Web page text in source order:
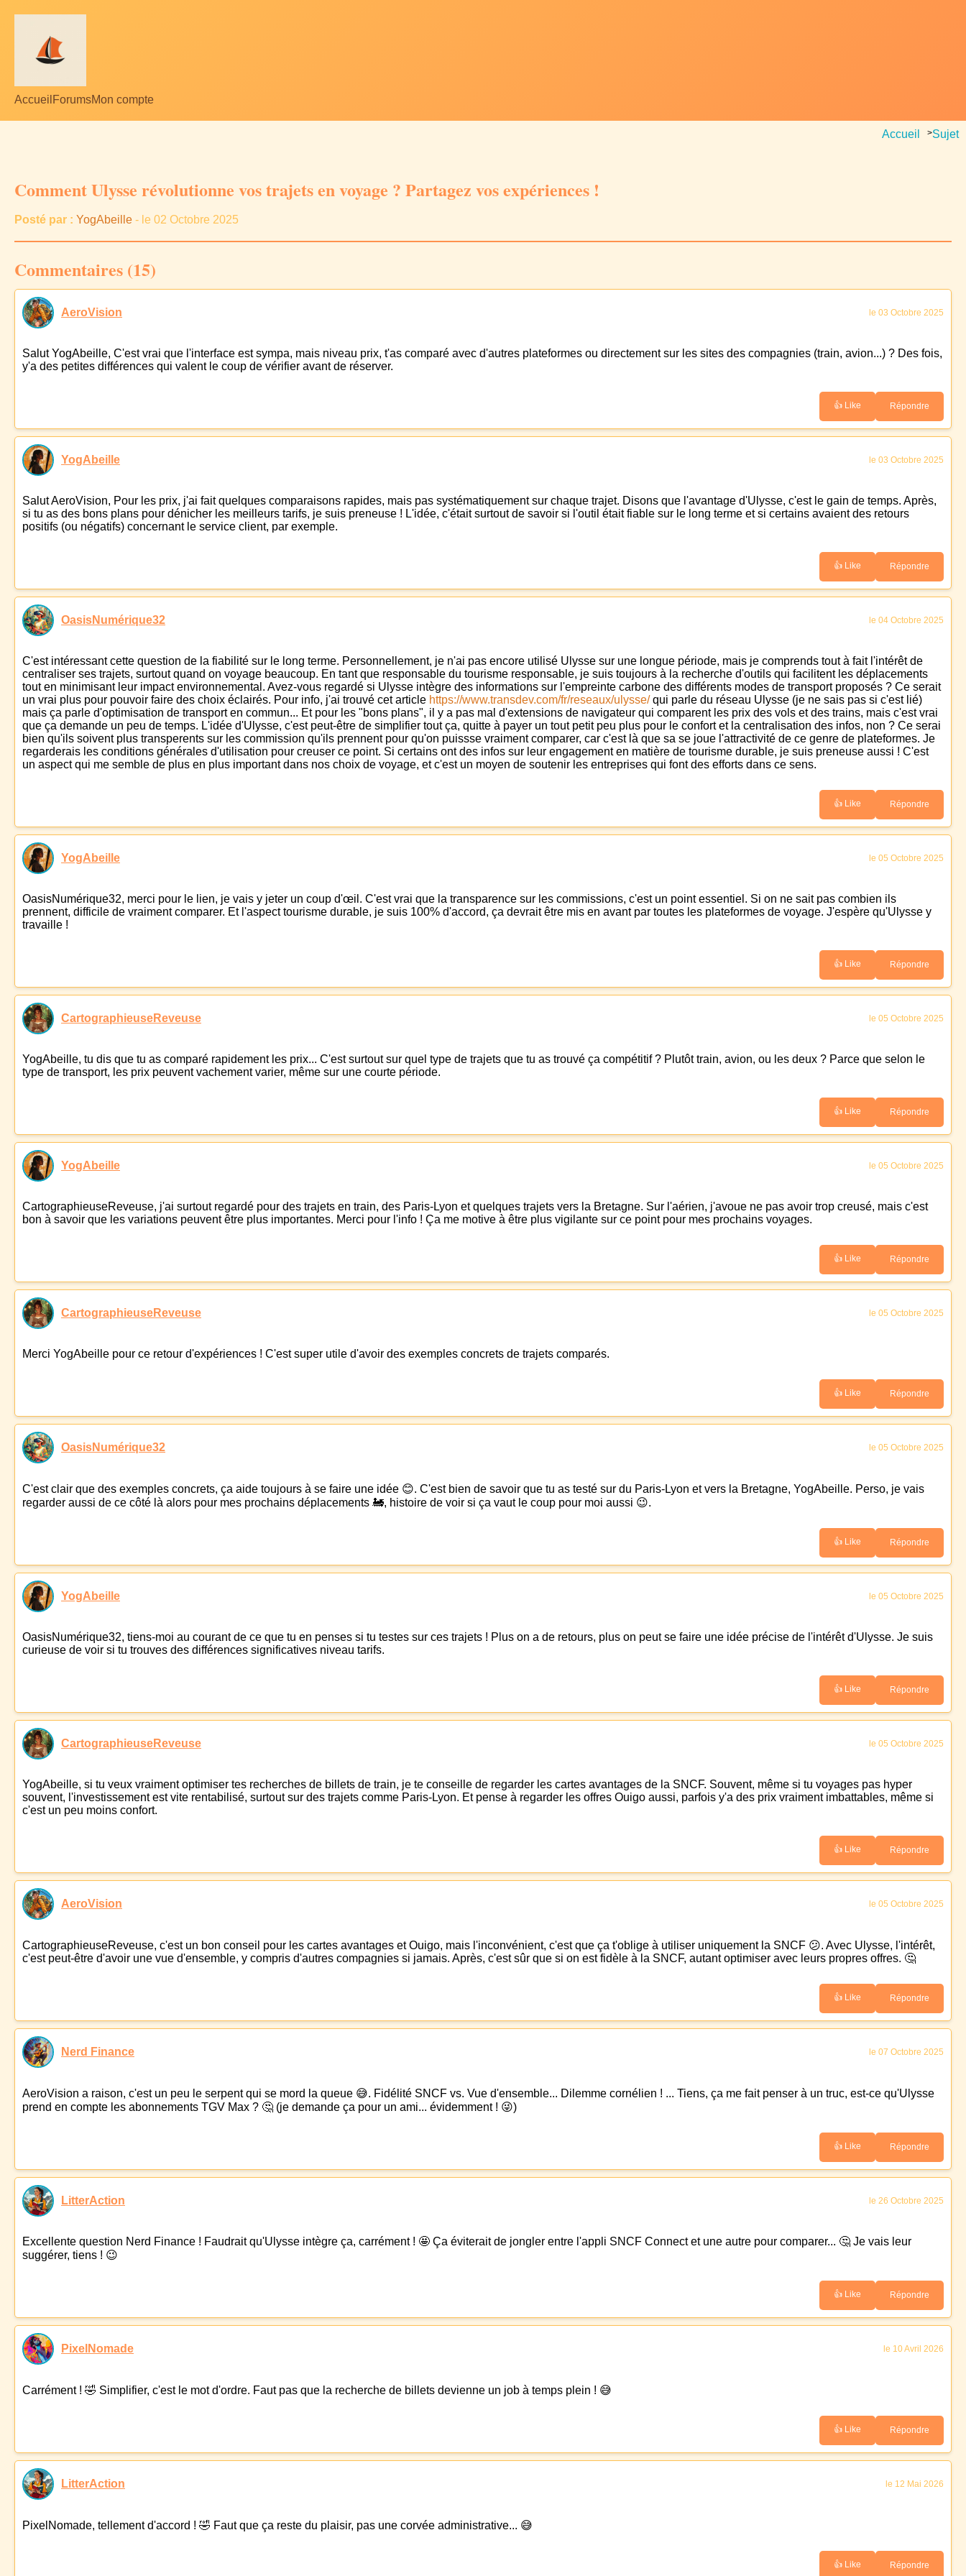
Accueil ForumsMon compte
Accueil >Sujet
Comment Ulysse révolutionne vos trajets en voyage ? Partagez vos expériences !
Posté par : YogAbeille - le 02 Octobre 2025
Commentaires (15)
AeroVision le 03 Octobre 2025
Salut YogAbeille, C'est vrai que l'interface est sympa, mais niveau prix, t'as comparé avec d'autres plateformes ou directement sur les sites des compagnies (train, avion...) ? Des fois,
y'a des petites différences qui valent le coup de vérifier avant de réserver.
👍 Like Répondre
YogAbeille le 03 Octobre 2025
Salut AeroVision, Pour les prix, j'ai fait quelques comparaisons rapides, mais pas systématiquement sur chaque trajet. Disons que l'avantage d'Ulysse, c'est le gain de temps. Après,
si tu as des bons plans pour dénicher les meilleurs tarifs, je suis preneuse ! L'idée, c'était surtout de savoir si l'outil était fiable sur le long terme et si certains avaient des retours
positifs (ou négatifs) concernant le service client, par exemple.
👍 Like Répondre
OasisNumérique32 le 04 Octobre 2025
C'est intéressant cette question de la fiabilité sur le long terme. Personnellement, je n'ai pas encore utilisé Ulysse sur une longue période, mais je comprends tout à fait l'intérêt de
centraliser ses trajets, surtout quand on voyage beaucoup. En tant que responsable du tourisme responsable, je suis toujours à la recherche d'outils qui facilitent les déplacements
tout en minimisant leur impact environnemental. Avez-vous regardé si Ulysse intègre des informations sur l'empreinte carbone des différents modes de transport proposés ? Ce serait
un vrai plus pour pouvoir faire des choix éclairés. Pour info, j'ai trouvé cet article https://www.transdev.com/fr/reseaux/ulysse/qui parle du réseau Ulysse (je ne sais pas si c'est lié)
mais ça parle d'optimisation de transport en commun... Et pour les "bons plans", il y a pas mal d'extensions de navigateur qui comparent les prix des vols et des trains, mais c'est vrai
que ça demande un peu de temps. L'idée d'Ulysse, c'est peut-être de simplifier tout ça, quitte à payer un tout petit peu plus pour le confort et la centralisation des infos, non ? Ce serai
bien qu'ils soivent plus transperents sur les commission qu'ils prennent pour qu'on puissse vraiment comparer, car c'est là que sa se joue l'attractivité de ce genre de plateformes. Je
regarderais les conditions générales d'utilisation pour creuser ce point. Si certains ont des infos sur leur engagement en matière de tourisme durable, je suis preneuse aussi ! C'est
un aspect qui me semble de plus en plus important dans nos choix de voyage, et c'est un moyen de soutenir les entreprises qui font des efforts dans ce sens.
👍 Like Répondre
YogAbeille le 05 Octobre 2025
OasisNumérique32, merci pour le lien, je vais y jeter un coup d'œil. C'est vrai que la transparence sur les commissions, c'est un point essentiel. Si on ne sait pas combien ils
prennent, difficile de vraiment comparer. Et l'aspect tourisme durable, je suis 100% d'accord, ça devrait être mis en avant par toutes les plateformes de voyage. J'espère qu'Ulysse y
travaille !
👍 Like Répondre
CartographieuseReveuse le 05 Octobre 2025
YogAbeille, tu dis que tu as comparé rapidement les prix... C'est surtout sur quel type de trajets que tu as trouvé ça compétitif ? Plutôt train, avion, ou les deux ? Parce que selon le
type de transport, les prix peuvent vachement varier, même sur une courte période.
👍 Like Répondre
YogAbeille le 05 Octobre 2025
CartographieuseReveuse, j'ai surtout regardé pour des trajets en train, des Paris-Lyon et quelques trajets vers la Bretagne. Sur l'aérien, j'avoue ne pas avoir trop creusé, mais c'est
bon à savoir que les variations peuvent être plus importantes. Merci pour l'info ! Ça me motive à être plus vigilante sur ce point pour mes prochains voyages.
👍 Like Répondre
CartographieuseReveuse le 05 Octobre 2025
Merci YogAbeille pour ce retour d'expériences ! C'est super utile d'avoir des exemples concrets de trajets comparés.
👍 Like Répondre
OasisNumérique32 le 05 Octobre 2025
C'est clair que des exemples concrets, ça aide toujours à se faire une idée 😊. C'est bien de savoir que tu as testé sur du Paris-Lyon et vers la Bretagne, YogAbeille. Perso, je vais
regarder aussi de ce côté là alors pour mes prochains déplacements 🚂, histoire de voir si ça vaut le coup pour moi aussi 😉.
👍 Like Répondre
YogAbeille le 05 Octobre 2025
OasisNumérique32, tiens-moi au courant de ce que tu en penses si tu testes sur ces trajets ! Plus on a de retours, plus on peut se faire une idée précise de l'intérêt d'Ulysse. Je suis
curieuse de voir si tu trouves des différences significatives niveau tarifs.
👍 Like Répondre
CartographieuseReveuse le 05 Octobre 2025
YogAbeille, si tu veux vraiment optimiser tes recherches de billets de train, je te conseille de regarder les cartes avantages de la SNCF. Souvent, même si tu voyages pas hyper
souvent, l'investissement est vite rentabilisé, surtout sur des trajets comme Paris-Lyon. Et pense à regarder les offres Ouigo aussi, parfois y'a des prix vraiment imbattables, même si
c'est un peu moins confort.
👍 Like Répondre
AeroVision le 05 Octobre 2025
CartographieuseReveuse, c'est un bon conseil pour les cartes avantages et Ouigo, mais l'inconvénient, c'est que ça t'oblige à utiliser uniquement la SNCF 😕. Avec Ulysse, l'intérêt,
c'est peut-être d'avoir une vue d'ensemble, y compris d'autres compagnies si jamais. Après, c'est sûr que si on est fidèle à la SNCF, autant optimiser avec leurs propres offres. 🤔
👍 Like Répondre
Nerd Finance le 07 Octobre 2025
AeroVision a raison, c'est un peu le serpent qui se mord la queue 😅. Fidélité SNCF vs. Vue d'ensemble... Dilemme cornélien ! ... Tiens, ça me fait penser à un truc, est-ce qu'Ulysse
prend en compte les abonnements TGV Max ? 🤔 (je demande ça pour un ami... évidemment ! 😜)
👍 Like Répondre
LitterAction le 26 Octobre 2025
Excellente question Nerd Finance ! Faudrait qu'Ulysse intègre ça, carrément ! 🤩 Ça éviterait de jongler entre l'appli SNCF Connect et une autre pour comparer... 🤔 Je vais leur
suggérer, tiens ! 😉
👍 Like Répondre
PixelNomade le 10 Avril 2026
Carrément ! 🤣 Simplifier, c'est le mot d'ordre. Faut pas que la recherche de billets devienne un job à temps plein ! 😅
👍 Like Répondre
LitterAction le 12 Mai 2026
PixelNomade, tellement d'accord ! 🤣 Faut que ça reste du plaisir, pas une corvée administrative... 😅
👍 Like Répondre